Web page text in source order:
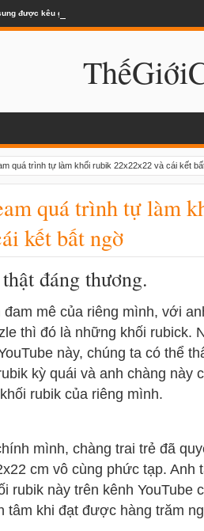
được kêu gọi chặn ứng dụng khi lái xe
quá trình tự làm khối rubik 22x22x22 và cái kết
quá trình tự làm
kết bất ngờ
đáng thương.
đam mê của riêng mình, với
thì đó là những khối rubick.
này, chúng ta có thể
kỳ quái và anh chàng này
rubik của riêng mình.
mình, chàng trai trẻ đã
cm vô cùng phức tạp. Anh
rubik này trên kênh YouTube
tâm khi đạt được hàng trăm